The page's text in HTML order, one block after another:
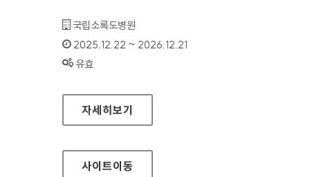
기관명 :
국립소록도병원
인증기간 :
2025.12.22 ~ 2026.12.21
상태 :
유효
국립소록도병원 한센병박물관
자세히보기
사이트이동